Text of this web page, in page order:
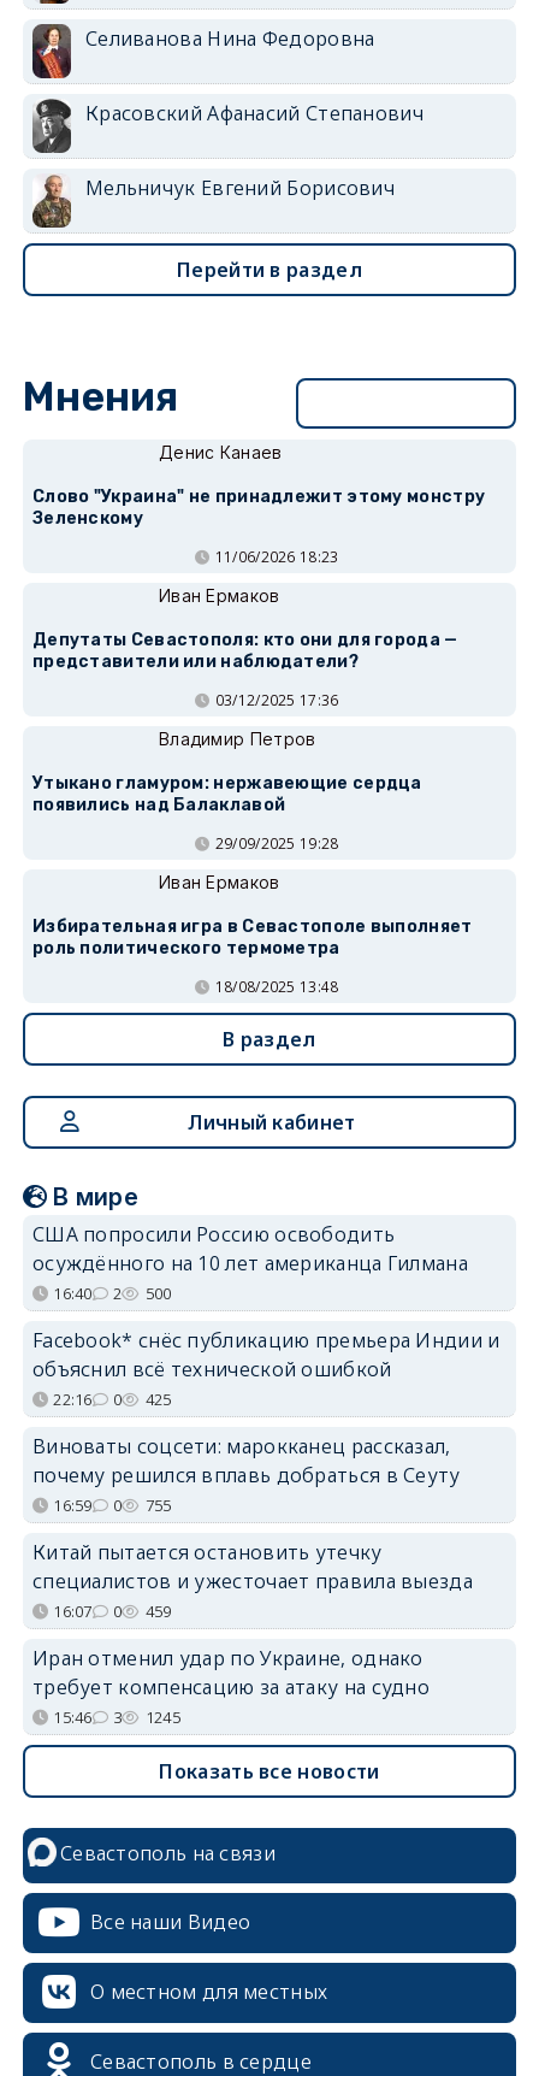
Селиванова Нина Федоровна
Красовский Афанасий Степанович
Мельничук Евгений Борисович
Перейти в раздел
Мнения
Денис Канаев
Слово "Украина" не принадлежит этому монстру
Зеленскому
11/06/2026 18:23
Иван Ермаков
Депутаты Севастополя: кто они для города —
представители или наблюдатели?
03/12/2025 17:36
Владимир Петров
Утыкано гламуром: нержавеющие сердца
появились над Балаклавой
29/09/2025 19:28
Иван Ермаков
Избирательная игра в Севастополе выполняет
роль политического термометра
18/08/2025 13:48
В раздел
Личный кабинет
В мире
США попросили Россию освободить
осуждённого на 10 лет американца Гилмана
16:40 2 500
Facebook* снёс публикацию премьера Индии и
объяснил всё технической ошибкой
22:16 0 425
Виноваты соцсети: марокканец рассказал,
почему решился вплавь добраться в Сеуту
16:59 0 755
Китай пытается остановить утечку
специалистов и ужесточает правила выезда
16:07 0 459
Иран отменил удар по Украине, однако
требует компенсацию за атаку на судно
15:46 3 1245
Показать все новости
Севастополь на связи
Все наши Видео
О местном для местных
Севастополь в сердце